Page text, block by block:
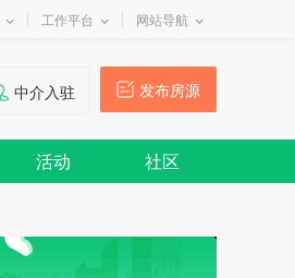
工作平台 网站导航
发布房源
中介入驻
活动 社区